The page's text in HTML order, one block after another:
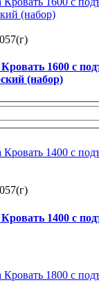
1600 с
(набор)
1400 с